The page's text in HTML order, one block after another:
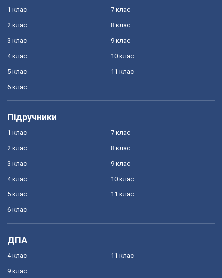
1 клас
2 клас
3 клас
4 клас
5 клас
6 клас
7 клас
8 клас
9 клас
10 клас
11 клас
Підручники
1 клас
2 клас
3 клас
4 клас
5 клас
6 клас
7 клас
8 клас
9 клас
10 клас
11 клас
ДПА
4 клас
9 клас
11 клас